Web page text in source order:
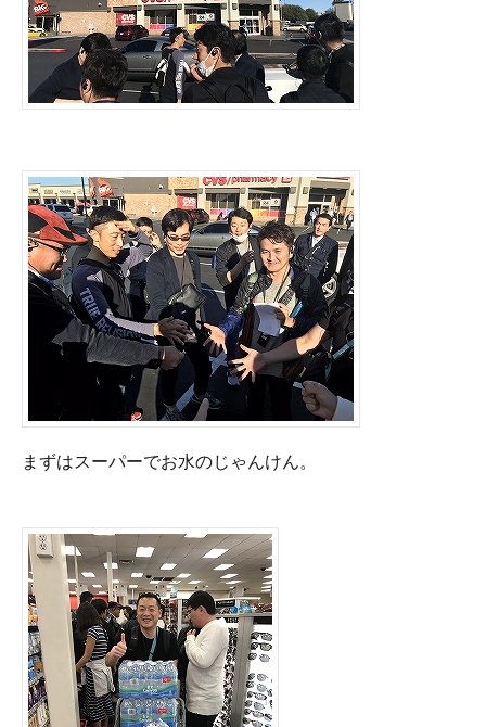
まずはスーパーでお水のじゃんけん。